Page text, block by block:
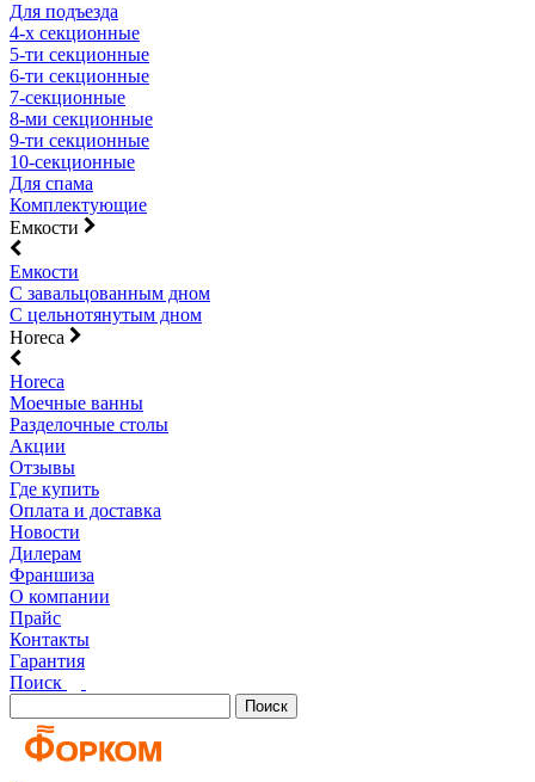
Для подъезда
4-х секционные
5-ти секционные
6-ти секционные
7-секционные
8-ми секционные
9-ти секционные
10-секционные
Для спама
Комплектующие
Емкости
Емкости
С завальцованным дном
С цельнотянутым дном
Horeca
Horeca
Моечные ванны
Разделочные столы
Акции
Отзывы
Где купить
Оплата и доставка
Новости
Дилерам
Франшиза
О компании
Прайс
Контакты
Гарантия
Поиск
Поиск